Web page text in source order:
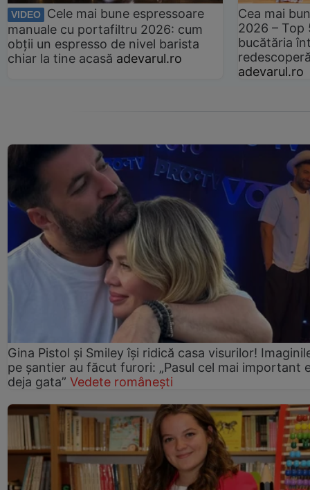
VIDEO
Cele mai bune espressoare
manuale cu portafiltru 2026: cum
obții un espresso de nivel barista
chiar la tine acasă adevarul.ro
Cea mai
2026 –
bucătăria
adevarul.ro
Gina Pistol și Smiley își ridică casa visurilor!
pe șantier au făcut furori: „Pasul cel mai important
deja gata” Vedete românești